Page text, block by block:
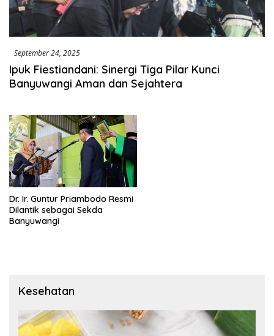
September 24, 2025
Ipuk Fiestiandani: Sinergi Tiga Pilar Kunci
Banyuwangi Aman dan Sejahtera
Dr. Ir. Guntur Priambodo Resmi
Dilantik sebagai Sekda
Banyuwangi
Kesehatan